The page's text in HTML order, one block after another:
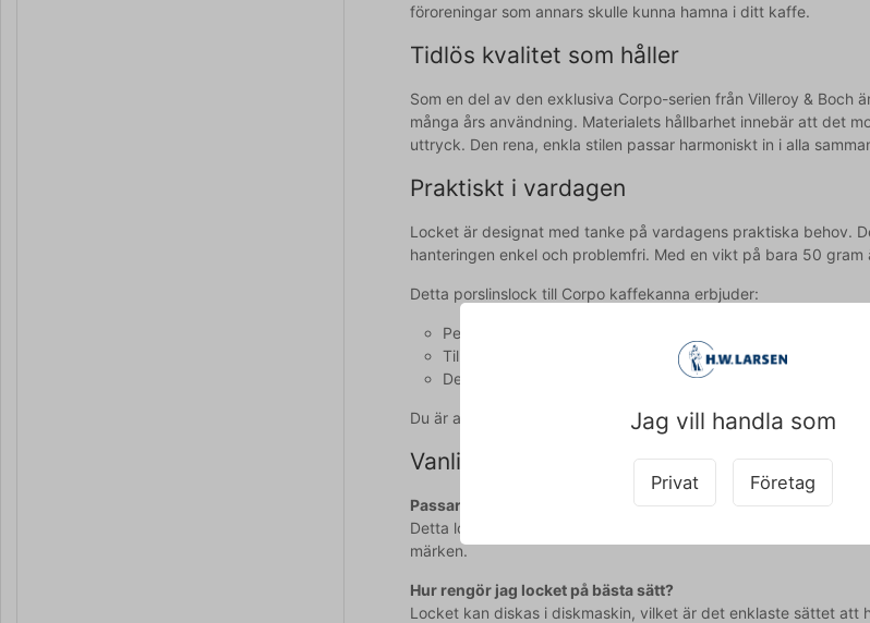
Jag vill handla som
Privat Företag
föroreningar som annars skulle kunna hamna i ditt kaffe.
Tidlös kvalitet som håller
Som en del av den exklusiva Corpo-serien från Villeroy &
många års användning. Materialets hållbarhet innebär att det
uttryck. Den rena, enkla stilen passar harmoniskt in i alla
Praktiskt i vardagen
Locket är designat med tanke på vardagens praktiska behov.
hanteringen enkel och problemfri. Med en vikt på bara 50
Detta porslinslock till Corpo kaffekanna erbjuder:
Perfekt passform med 65 mm diameter till Corpo kaffekanna
Tillverkat i hållbart porslin som tål diskmaskin och
Del av den eleganta Corpo-serien från Villeroy & Boch med
Du är alltid välkommen att kontakta vår kundtjänst på
Vanliga frågor
Passar detta lock till andra kaffekannor än Corpo?
Detta lock är specifikt designat för Corpo kaffekanna N.7 med
märken.
Hur rengör jag locket på bästa sätt?
Locket kan diskas i diskmaskin, vilket är det enklaste sättet